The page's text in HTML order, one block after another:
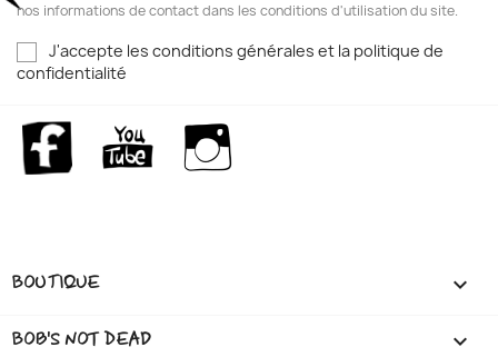
nos informations de contact dans les conditions d'utilisation du site.
J'accepte les conditions générales et la politique de
confidentialité
Facebook YouTube
BOUTIQUE 
BOB'S NOT DEAD 